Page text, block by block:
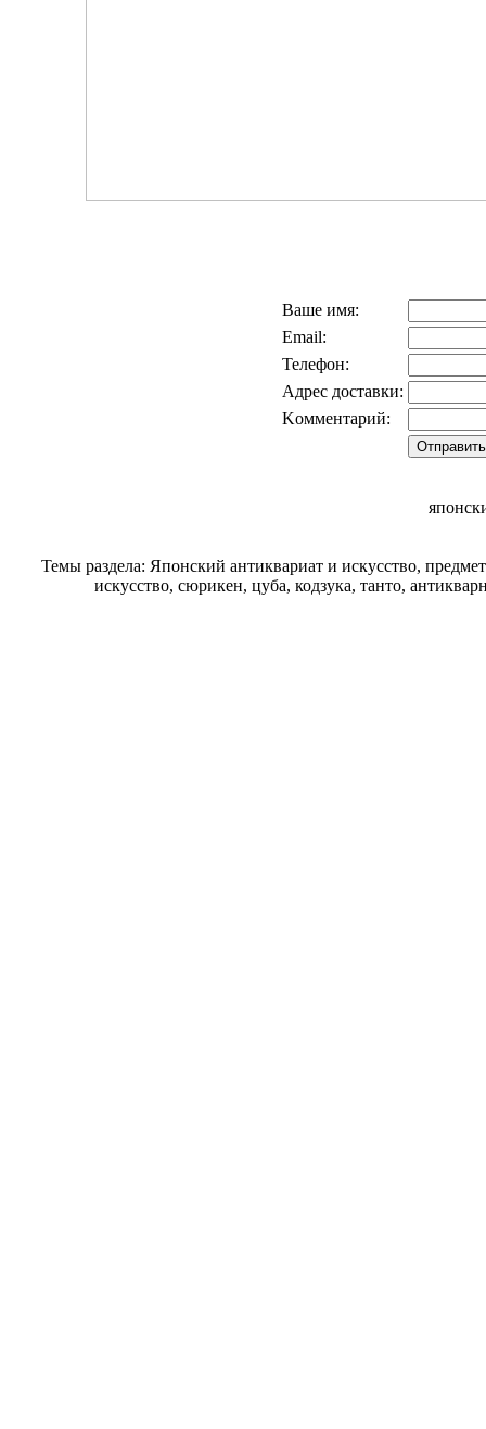
Ваше имя:
Email:
Телефон:
Адрес доставки:
Kомментарий:
Темы раздела: Японский антиквариат и искусство,
искусство, сюрикен, цуба, кодзука, танто,